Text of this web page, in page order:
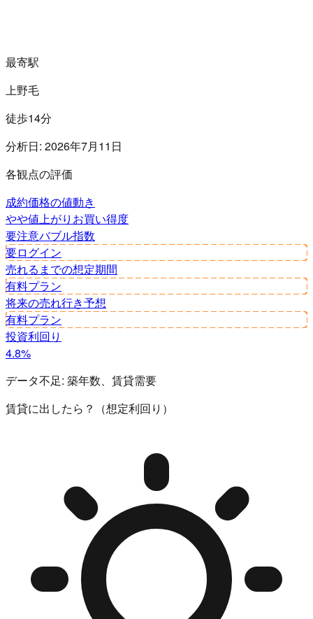
最寄駅
上野毛
徒歩14分
分析日: 2026年7月11日
各観点の評価
成約価格の値動き
やや値上がり お買い得度
要注意バブル指数
要ログイン
売れるまでの想定期間
有料プラン
将来の売れ行き予想
有料プラン
投資利回り
4.8%
データ不足: 築年数、賃貸需要
賃貸に出したら？（想定利回り）